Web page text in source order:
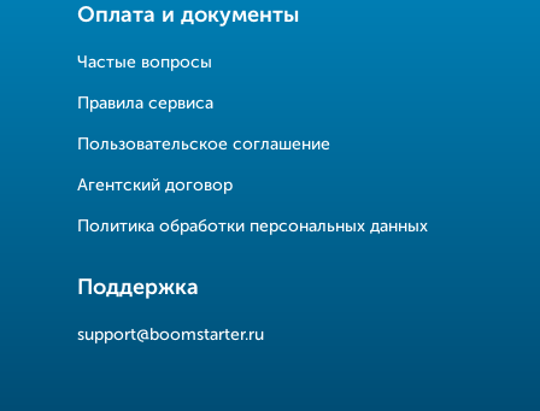
Оплата и документы
Частые вопросы
Правила сервиса
Пользовательское соглашение
Агентский договор
Политика обработки персональных данных
Поддержка
support@boomstarter.ru